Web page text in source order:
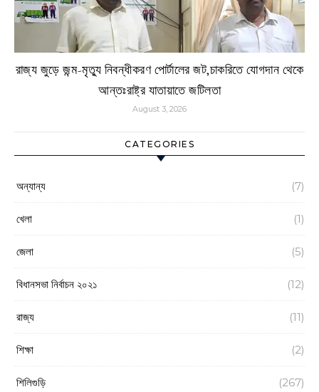
রাজ্য জুড়ে জন্ম-মৃত্যু নিবন্ধীকরণ পোর্টালের জট,চাকরিতে যোগদান থেকে
আন্তঃরাষ্ট্র যাতায়াতে জটিলতা
August 3, 2026
CATEGORIES
অন্যান্য (7)
খেলা (1)
জেলা (5)
বিধানসভা নির্বাচন ২০২১ (12)
রাজ্য (11)
শিক্ষা (2)
শিলিগুড়ি (267)